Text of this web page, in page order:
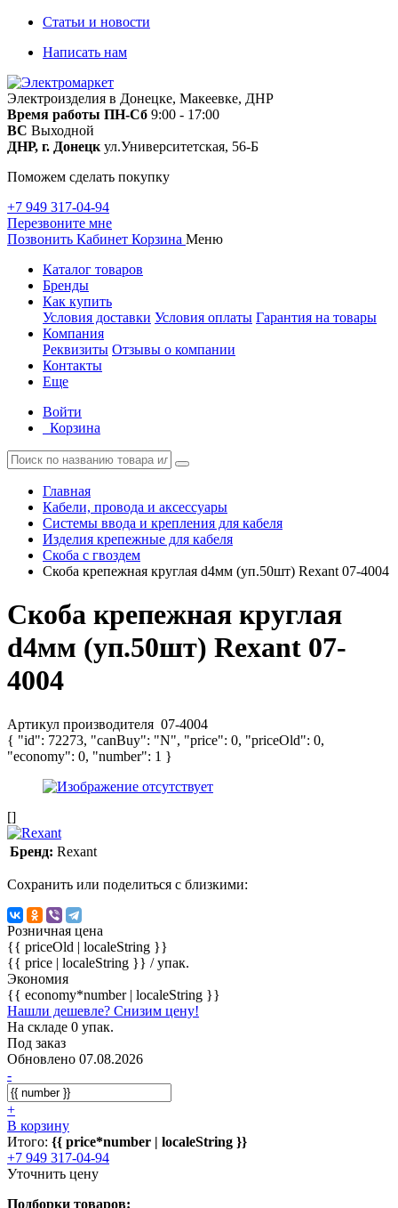
Статьи и новости
Написать нам
Электроизделия в Донецке, Макеевке, ДНР
Время работы ПН-Сб 9:00 - 17:00
ВС Выходной
ДНР, г. Донецк ул.Университетская, 56-Б
Поможем сделать покупку
+7 949 317-04-94
Перезвоните мне
Позвонить Кабинет Корзина Меню
Каталог товаров
Бренды
Как купить
Условия доставки Условия оплаты Гарантия на товары
Компания
Реквизиты Отзывы о компании
Контакты
Еще
Войти
Корзина
Главная
Кабели, провода и аксессуары
Системы ввода и крепления для кабеля
Изделия крепежные для кабеля
Скоба с гвоздем
Скоба крепежная круглая d4мм (уп.50шт) Rexant 07-4004
Скоба крепежная круглая
d4мм (уп.50шт) Rexant 07-
4004
Артикул производителя 07-4004
{ "id": 72273, "canBuy": "N", "price": 0, "priceOld": 0,
"economy": 0, "number": 1 }
[]
Бренд: Rexant
Сохранить или поделиться с близкими:
Розничная цена
{{ priceOld | localeString }}
{{ price | localeString }} / упак.
Экономия
{{ economy*number | localeString }}
Нашли дешевле? Снизим цену!
На складе 0 упак.
Под заказ
Обновлено 07.08.2026
-
+
В корзину
Итого: {{ price*number | localeString }}
+7 949 317-04-94
Уточнить цену
Подборки товаров: